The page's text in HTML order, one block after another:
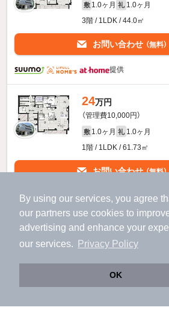
By using our services, you agree
our partners use cookies to
advertising and enhance your
our services.
Privacy Policy
OK
アプリに切り替えて、サクサクお
会員登録なしですぐ使える。マップ検
敷 1.0ヶ月 礼 1.0ヶ月
3階 / 1LDK / 44.0㎡
お問い合わせ （無料）
提供
24万円
（管理費10,000円）
敷 1.0ヶ月 礼 1.0ヶ月
1階 / 1LDK / 61.73㎡
お問い合わせ（無料）
提供
16.8万円
（管理費10,000円）
2階 / 1LDK / 38.87㎡